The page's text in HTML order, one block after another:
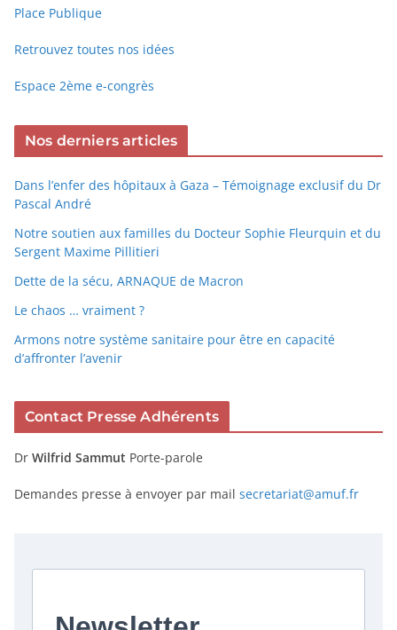
Place Publique
Retrouvez toutes nos idées
Espace 2ème e-congrès
Nos derniers articles
Dans l’enfer des hôpitaux à Gaza – Témoignage exclusif du Dr
Pascal André
Notre soutien aux familles du Docteur Sophie Fleurquin et du
Sergent Maxime Pillitieri
Dette de la sécu, ARNAQUE de Macron
Le chaos … vraiment ?
Armons notre système sanitaire pour être en capacité
d’affronter l’avenir
Contact Presse Adhérents
Dr Wilfrid Sammut Porte-parole
Demandes presse à envoyer par mail secretariat@amuf.fr